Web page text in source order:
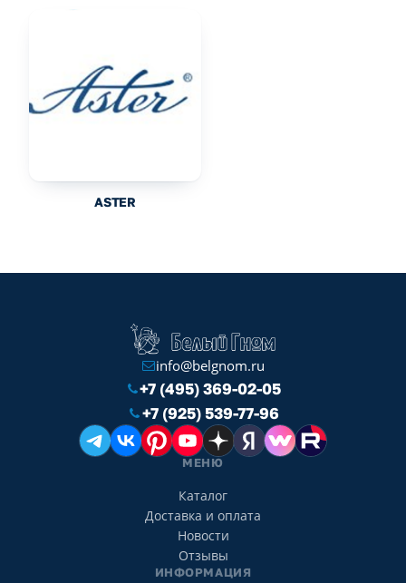
ASTER
info@belgnom.ru
+7 (495) 369-02-05
+7 (925) 539-77-96
МЕНЮ
Каталог
Доставка и оплата
Новости
Отзывы
ИНФОРМАЦИЯ